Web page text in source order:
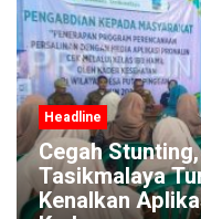
Kemenkes
Cek Kepada